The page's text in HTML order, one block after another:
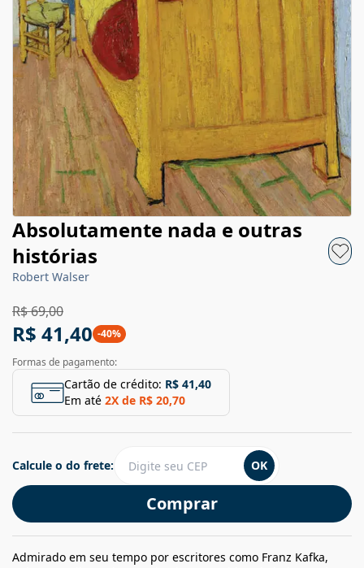
Absolutamente nada e outras
histórias
Robert Walser
R$ 69,00
R$ 41,40 -40%
Formas de pagamento:
Cartão de crédito: R$ 41,40
Em até 2X de R$ 20,70
Comprar
Calcule o do frete: OK
Admirado em seu tempo por escritores como Franz Kafka,